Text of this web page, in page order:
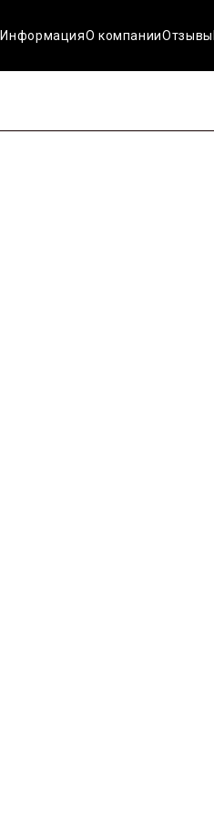
ИнформацияО компанииОтзывы